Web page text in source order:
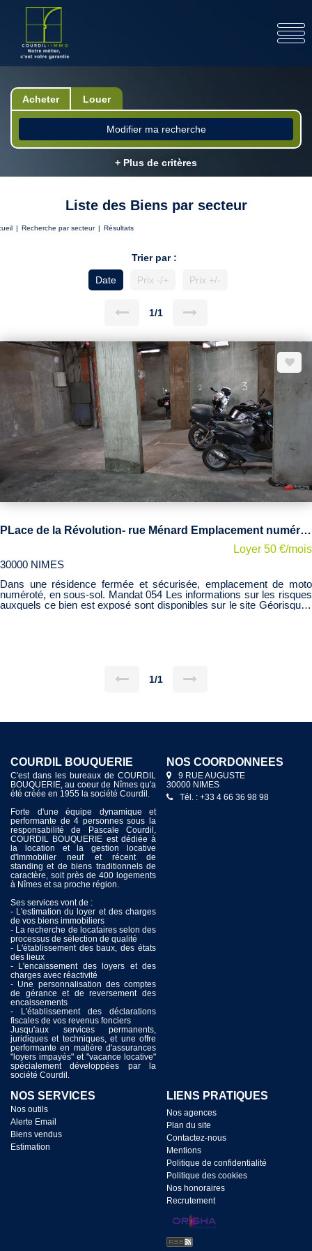
Acheter Louer
Modifier ma recherche
+ Plus de critères
Liste des Biens par secteur
Recherche par secteur Résultats
Trier par :
Date
Prix -/+ Prix +/-
1/1
PLace de la Révolution- rue Ménard Emplacement numéroté moto en sous-sol
Loyer 50 €/mois
30000 NIMES
Dans une résidence fermée et sécurisée, emplacement de moto
numéroté, en sous-sol. Mandat 054 Les informations sur les risques
auxquels ce bien est exposé sont disponibles sur le site Géorisques
1/1
COURDIL BOUQUERIE
C'est dans les bureaux de COURDIL
BOUQUERIE, au coeur de Nîmes qu'a
été créée en 1955 la société Courdil.
Forte d'une équipe dynamique et
performante de 4 personnes sous la
responsabilité de Pascale Courdil,
COURDIL BOUQUERIE est dédiée à
la location et la gestion locative
d'Immobilier neuf et récent de
standing et de biens traditionnels de
caractère, soit près de 400 logements
à Nîmes et sa proche région.
Ses services vont de :
- L'estimation du loyer et des charges
de vos biens immobiliers
- La recherche de locataires selon des
processus de sélection de qualité
- L'établissement des baux, des états
des lieux
- L'encaissement des loyers et des
charges avec réactivité
- Une personnalisation des comptes
de gérance et de reversement des
encaissements
- L'établissement des déclarations
fiscales de vos revenus fonciers
Jusqu'aux services permanents,
juridiques et techniques, et une offre
performante en matière d'assurances
"loyers impayés" et "vacance locative"
spécialement développées par la
société Courdil.
NOS COORDONNÉES
9 RUE AUGUSTE
30000 NIMES
Tél. : +33 4 66 36 98 98
NOS SERVICES
Nos outils
Alerte Email
Biens vendus
Estimation
LIENS PRATIQUES
Nos agences
Plan du site
Contactez-nous
Mentions
Politique de confidentialité
Politique des cookies
Nos honoraires
Recrutement